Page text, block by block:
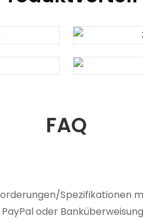
FAQ
Spezifikationen
oder